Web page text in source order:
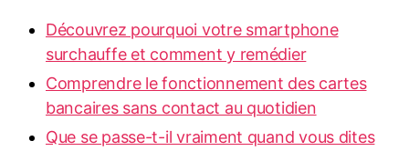
Découvrez pourquoi votre smartphone
surchauffe et comment y remédier
Comprendre le fonctionnement des cartes
bancaires sans contact au quotidien
Que se passe-t-il vraiment quand vous dites